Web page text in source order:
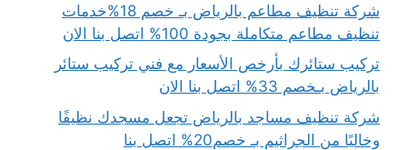
شركة تنظيف مطاعم بالرياض بـ خصم 18%خدمات
تنظيف مطاعم متكاملة بجودة 100% اتصل بنا الان
تركيب ستائرك بأرخص الأسعار مع فني تركيب ستائر
بالرياض بـخصم 33% اتصل بنا الان
شركة تنظيف مساجد بالرياض تجعل مسجدك نظيفًا
وخاليًا من الجراثيم بـ خصم20% اتصل بنا